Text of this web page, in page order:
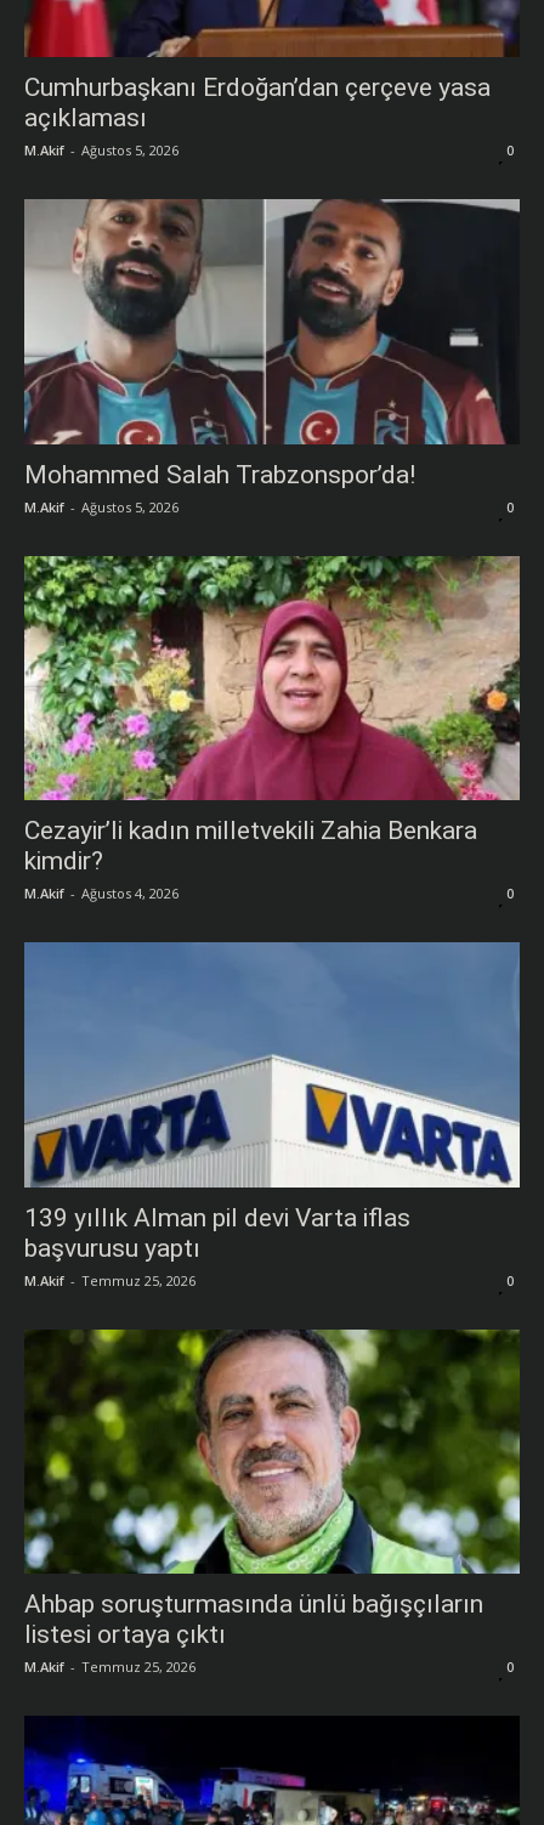
Cumhurbaşkanı Erdoğan’dan çerçeve yasa
açıklaması
M.Akif - Ağustos 5, 2026 0
Mohammed Salah Trabzonspor’da!
M.Akif - Ağustos 5, 2026 0
Cezayir’li kadın milletvekili Zahia Benkara
kimdir?
M.Akif - Ağustos 4, 2026 0
139 yıllık Alman pil devi Varta iflas
başvurusu yaptı
M.Akif - Temmuz 25, 2026 0
Ahbap soruşturmasında ünlü bağışçıların
listesi ortaya çıktı
M.Akif - Temmuz 25, 2026 0